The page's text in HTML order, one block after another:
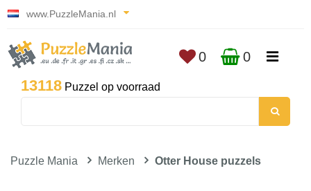
www.PuzzleMania.nl
13118 Puzzel op voorraad
0 0
Puzzle Mania Merken Otter House puzzels